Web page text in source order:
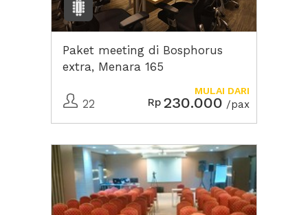
Paket meeting di Bosphorus
extra, Menara 165
22 Rp 230.000 /pax
MULAI DARI
Previous Next2